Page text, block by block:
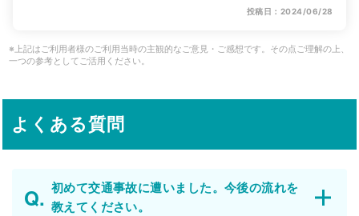
投稿日：2024/06/28
※上記はご利用者様のご利用当時の主観的なご意見・ご感想です。その点ご理解の上、
一つの参考としてご活用ください。
よくある質問
初めて交通事故に遭いました。今後の流れを
教えてください。